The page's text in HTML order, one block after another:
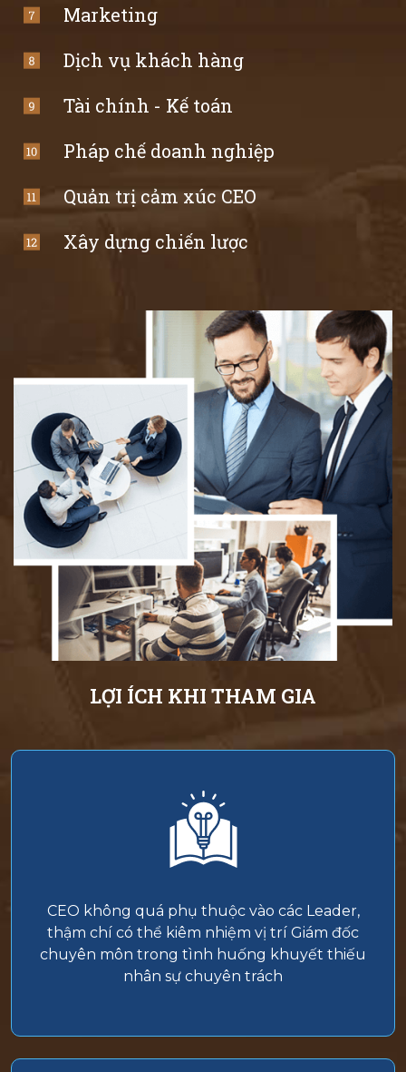
Marketing
Dịch vụ khách hàng
Tài chính - Kế toán
Pháp chế doanh nghiệp
Quản trị cảm xúc CEO
Xây dựng chiến lược
LỢI ÍCH KHI THAM GIA
CEO không quá phụ thuộc vào các Leader,
thậm chí có thể kiêm nhiệm vị trí Giám đốc
chuyên môn trong tình huống khuyết thiếu
nhân sự chuyên trách